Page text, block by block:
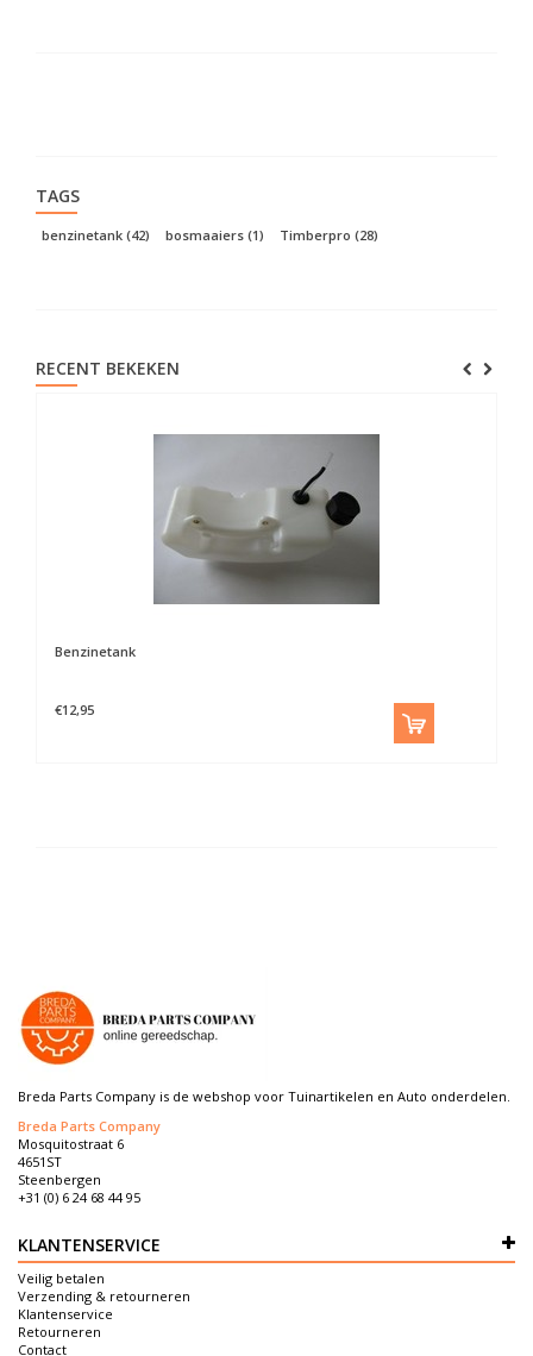
TAGS
benzinetank (42) bosmaaiers (1) Timberpro (28)
RECENT BEKEKEN
Benzinetank
€12,95
Breda Parts Company is de webshop voor Tuinartikelen en Auto onderdelen.
Breda Parts Company
Mosquitostraat 6
4651ST
Steenbergen
+31 (0) 6 24 68 44 95
KLANTENSERVICE
Veilig betalen
Verzending & retourneren
Klantenservice
Retourneren
Contact